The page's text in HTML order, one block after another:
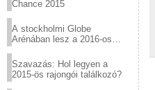
Chance 2015
A stockholmi Globe
Arénában lesz a 2016-os
Szavazás: Hol legyen a
2015-ös rajongói találkozó?